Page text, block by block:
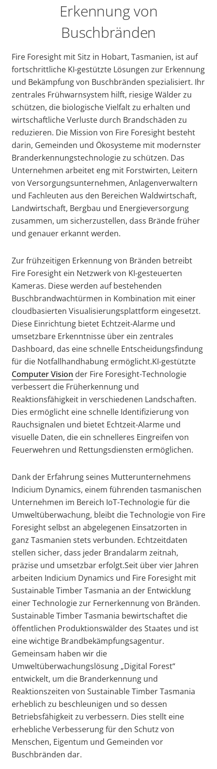
Erkennung von
Buschbränden
Fire Foresight mit Sitz in Hobart, Tasmanien, ist auf
fortschrittliche KI-gestützte Lösungen zur Erkennung
und Bekämpfung von Buschbränden spezialisiert. Ihr
zentrales Frühwarnsystem hilft, riesige Wälder zu
schützen, die biologische Vielfalt zu erhalten und
wirtschaftliche Verluste durch Brandschäden zu
reduzieren. Die Mission von Fire Foresight besteht
darin, Gemeinden und Ökosysteme mit modernster
Branderkennungstechnologie zu schützen. Das
Unternehmen arbeitet eng mit Forstwirten, Leitern
von Versorgungsunternehmen, Anlagenverwaltern
und Fachleuten aus den Bereichen Waldwirtschaft,
Landwirtschaft, Bergbau und Energieversorgung
zusammen, um sicherzustellen, dass Brände früher
und genauer erkannt werden.
Zur frühzeitigen Erkennung von Bränden betreibt
Fire Foresight ein Netzwerk von KI-gesteuerten
Kameras. Diese werden auf bestehenden
Buschbrandwachtürmen in Kombination mit einer
cloudbasierten Visualisierungsplattform eingesetzt.
Diese Einrichtung bietet Echtzeit-Alarme und
umsetzbare Erkenntnisse über ein zentrales
Dashboard, das eine schnelle Entscheidungsfindung
für die Notfallhandhabung ermöglicht.KI-gestützte
Computer Vision der Fire Foresight-Technologie
verbessert die Früherkennung und
Reaktionsfähigkeit in verschiedenen Landschaften.
Dies ermöglicht eine schnelle Identifizierung von
Rauchsignalen und bietet Echtzeit-Alarme und
visuelle Daten, die ein schnelleres Eingreifen von
Feuerwehren und Rettungsdiensten ermöglichen.
Dank der Erfahrung seines Mutterunternehmens
Indicium Dynamics, einem führenden tasmanischen
Unternehmen im Bereich IoT-Technologie für die
Umweltüberwachung, bleibt die Technologie von Fire
Foresight selbst an abgelegenen Einsatzorten in
ganz Tasmanien stets verbunden. Echtzeitdaten
stellen sicher, dass jeder Brandalarm zeitnah,
präzise und umsetzbar erfolgt.Seit über vier Jahren
arbeiten Indicium Dynamics und Fire Foresight mit
Sustainable Timber Tasmania an der Entwicklung
einer Technologie zur Fernerkennung von Bränden.
Sustainable Timber Tasmania bewirtschaftet die
öffentlichen Produktionswälder des Staates und ist
eine wichtige Brandbekämpfungsagentur.
Gemeinsam haben wir die
Umweltüberwachungslösung „Digital Forest“
entwickelt, um die Branderkennung und
Reaktionszeiten von Sustainable Timber Tasmania
erheblich zu beschleunigen und so dessen
Betriebsfähigkeit zu verbessern. Dies stellt eine
erhebliche Verbesserung für den Schutz von
Menschen, Eigentum und Gemeinden vor
Buschbränden dar.